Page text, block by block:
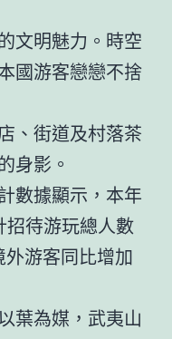
文明魅力。時空
國游客戀戀不捨
、街道及村落茶
身影。
數據顯示，本年
招待游玩總人數
游客同比增加
葉為媒，武夷山